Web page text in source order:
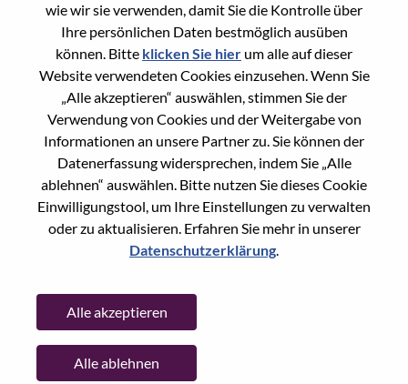
wie wir sie verwenden, damit Sie die Kontrolle über
Ihre persönlichen Daten bestmöglich ausüben
können. Bitte klicken Sie hier um alle auf dieser
Website verwendeten Cookies einzusehen. Wenn Sie
„Alle akzeptieren“ auswählen, stimmen Sie der
Verwendung von Cookies und der Weitergabe von
Informationen an unsere Partner zu. Sie können der
Datenerfassung widersprechen, indem Sie „Alle
ablehnen“ auswählen. Bitte nutzen Sie dieses Cookie
Einwilligungstool, um Ihre Einstellungen zu verwalten
oder zu aktualisieren. Erfahren Sie mehr in unserer
Datenschutzerklärung.
Alle akzeptieren
Alle ablehnen
Enter the email address associated with your
account, then click "Continue".
We will email you a link to reset your
password.
E-mail*
Continue
Go Back